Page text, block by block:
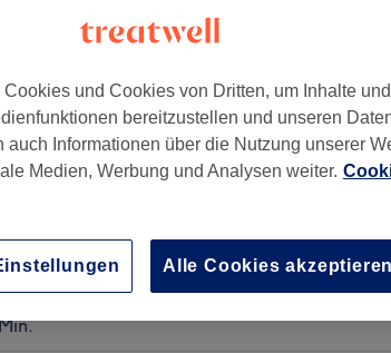
anzeigen
ohne Farbe
und Cookies von Dritten, um Inhalte
bereitzustellen und unseren
auch Informationen über die Nutzung unserer
Medien, Werbung und Analysen weiter.
Alle Cookies akzeptieren